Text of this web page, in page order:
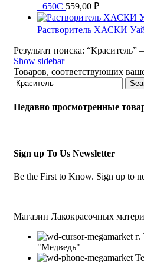
+650С 559,00 ₽
Растворитель ХАСКИ
Результат поиска: “Краситель”
Show sidebar
Товаров, соответствующих
Недавно просмотренные
Sign up To Us Newsletter
Be the First to Know. Sign up to
Магазин Лакокрасочных
"Медведь"